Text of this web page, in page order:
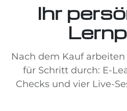
Ihr
Nach dem Kauf
für Schritt durch: E-
Checks und vier Live-